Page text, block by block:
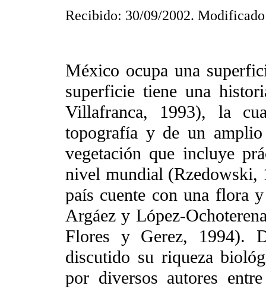
Recibido: 30/09/2002.
México ocupa una
superficie tiene una
Villafranca, 1993), la
topografía y de un
vegetación que incluye
nivel mundial (Rzedowski,
país cuente con una flora
Argáez y López-
Flores y Gerez, 1994).
discutido su riqueza
por diversos autores